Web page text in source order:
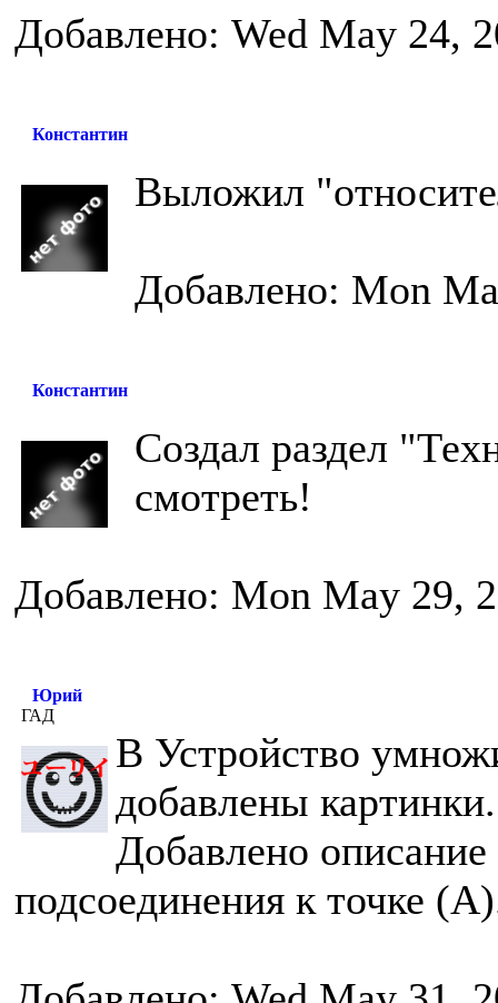
Добавлено: Wed May 24,
Константин
Выложил
Добавлено: Mon
Константин
Создал раздел
смотреть!
Добавлено: Mon May 29,
Юрий
ГАД
В Устройство
добавлены картинки.
Добавлено описание
подсоединения к точке